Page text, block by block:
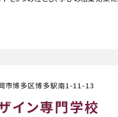
市博多区博多駅南1-11-13
イン専門学校